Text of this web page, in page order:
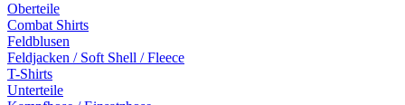
Oberteile
Combat Shirts
Feldblusen
Feldjacken / Soft Shell / Fleece
T-Shirts
Unterteile